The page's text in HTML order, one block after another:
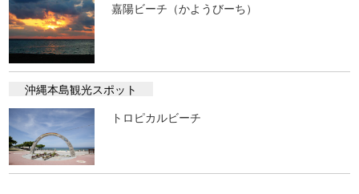
嘉陽ビーチ（かようびーち）
沖縄本島観光スポット
トロピカルビーチ